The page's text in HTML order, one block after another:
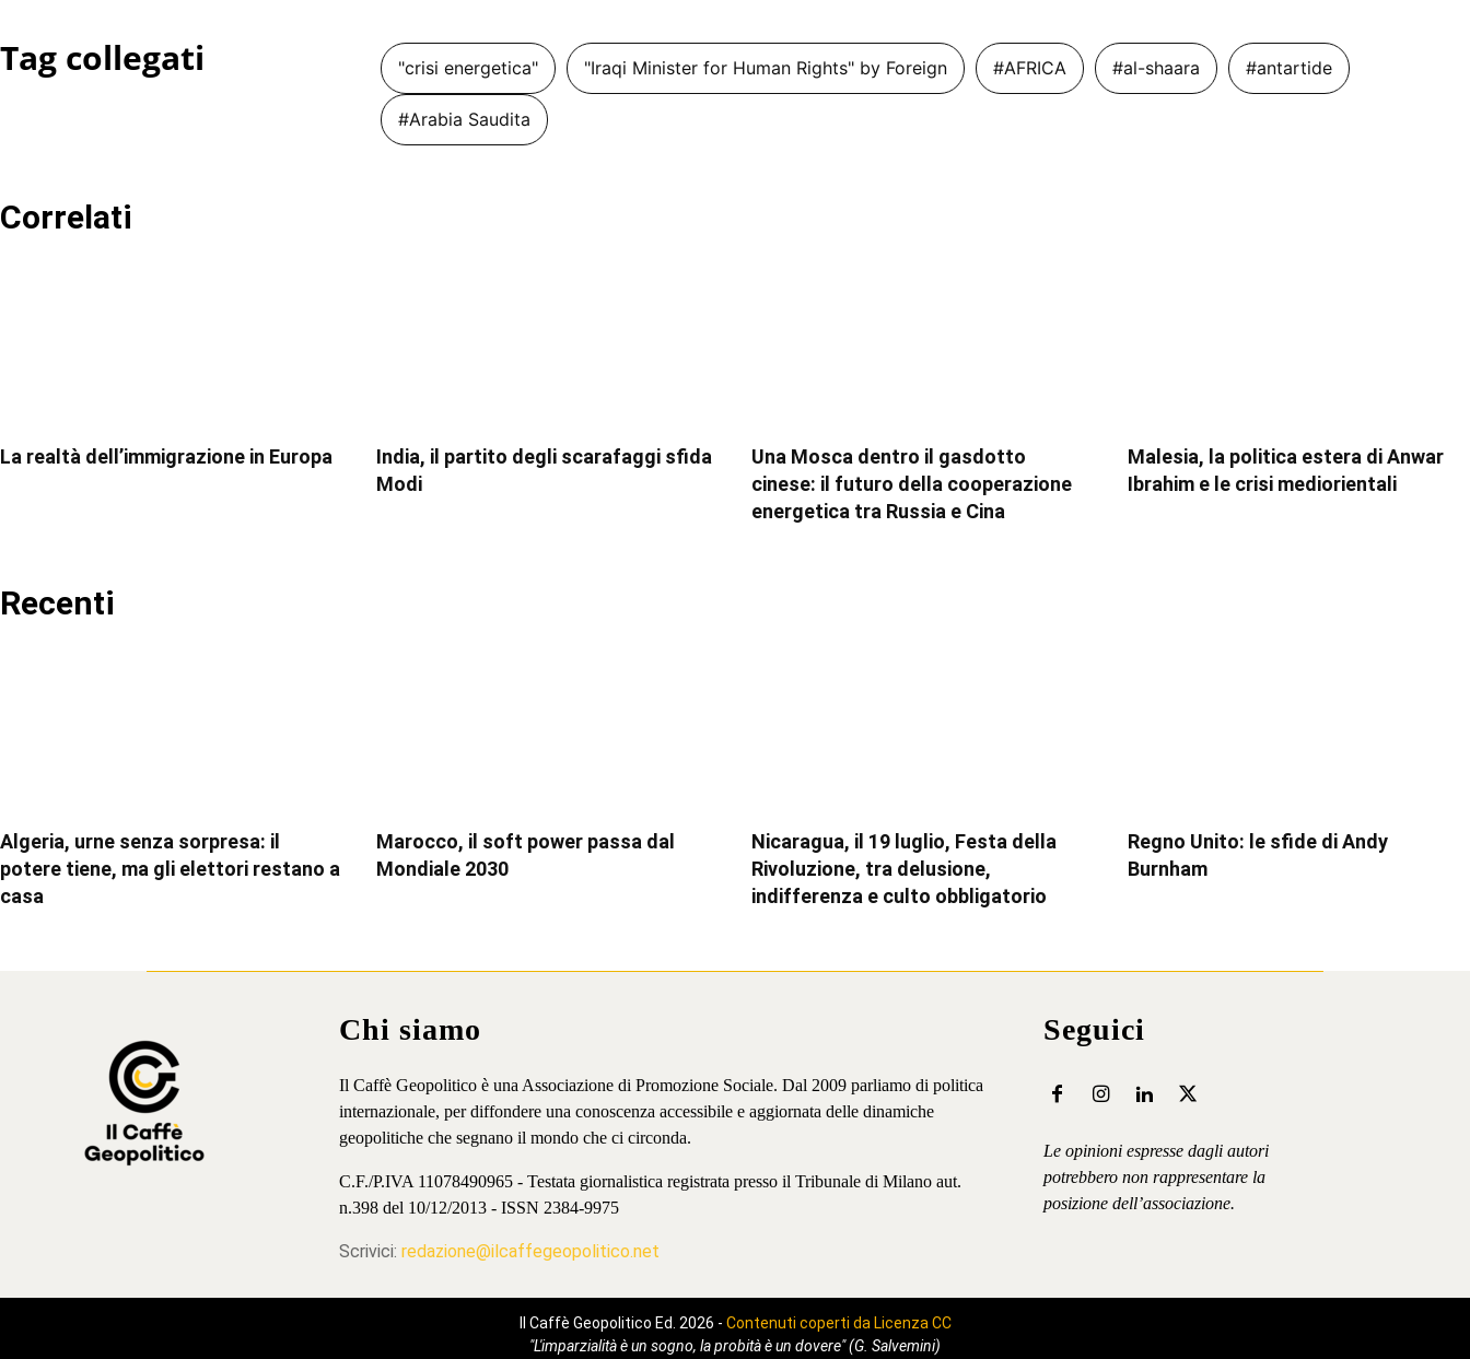
Tag collegati "crisi energetica" "Iraqi Minister for Human Rights" by Foreign #AFRICA #al-shaara #antartide
#Arabia Saudita
Correlati
La realtà dell’immigrazione in Europa
India, il partito degli scarafaggi sfida
Modi
Una Mosca dentro il gasdotto
cinese: il futuro della cooperazione
energetica tra Russia e Cina
Malesia, la politica estera di Anwar
Ibrahim e le crisi mediorientali
Recenti
Algeria, urne senza sorpresa: il
potere tiene, ma gli elettori restano a
casa
Marocco, il soft power passa dal
Mondiale 2030
Nicaragua, il 19 luglio, Festa della
Rivoluzione, tra delusione,
indifferenza e culto obbligatorio
Regno Unito: le sfide di Andy
Burnham
Chi siamo
Il Caffè Geopolitico è una Associazione di Promozione Sociale. Dal 2009 parliamo di politica
internazionale, per diffondere una conoscenza accessibile e aggiornata delle dinamiche
geopolitiche che segnano il mondo che ci circonda.
C.F./P.IVA 11078490965 - Testata giornalistica registrata presso il Tribunale di Milano aut.
n.398 del 10/12/2013 - ISSN 2384-9975
Scrivici: redazione@ilcaffegeopolitico.net
Seguici
Le opinioni espresse dagli autori
potrebbero non rappresentare la
posizione dell’associazione.
Il Caffè Geopolitico Ed. 2026 - Contenuti coperti da Licenza CC
"L'imparzialità è un sogno, la probità è un dovere" (G. Salvemini)